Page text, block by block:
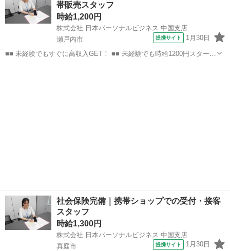
あります♪ ご希...帯販売スタッフ
時給1,200円
株式会社 日本パーソナルビジネス 中国支店
瀬戸内市
提携サイト 1月30日
■■ 未経験でもすぐに高収入GET！ ■■ 未経験でも時給1200円スタート
社会保険完備｜携帯ショップでの受付・接客
スタッフ
時給1,300円
株式会社 日本パーソナルビジネス 中国支店
真庭市
提携サイト 1月30日